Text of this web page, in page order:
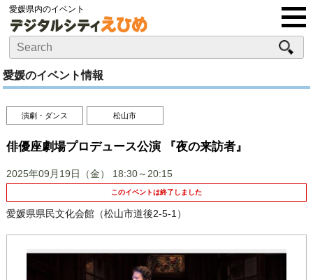
愛媛県内のイベント
愛媛のイベント情報
演劇・ダンス 松山市
俳優座劇場プロデュース公演 『夜の来訪者』
2025年09月19日（金） 18:30～20:15
このイベントは終了しました
愛媛県県民文化会館（松山市道後2-5-1）